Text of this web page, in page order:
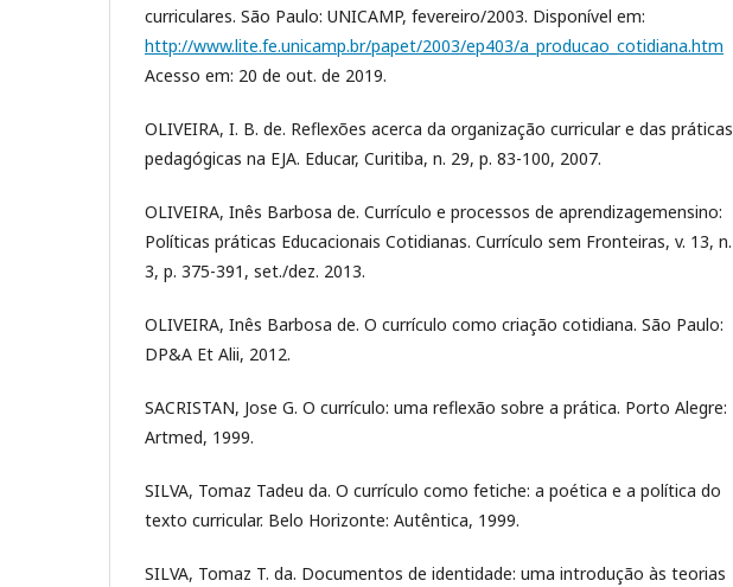
curriculares. São Paulo: UNICAMP, fevereiro/2003. Disponível em:
http://www.lite.fe.unicamp.br/papet/2003/ep403/a_producao_cotidiana.htm
Acesso em: 20 de out. de 2019.
OLIVEIRA, I. B. de. Reflexões acerca da organização curricular e das práticas
pedagógicas na EJA. Educar, Curitiba, n. 29, p. 83-100, 2007.
OLIVEIRA, Inês Barbosa de. Currículo e processos de aprendizagemensino:
Políticas práticas Educacionais Cotidianas. Currículo sem Fronteiras, v. 13, n.
3, p. 375-391, set./dez. 2013.
OLIVEIRA, Inês Barbosa de. O currículo como criação cotidiana. São Paulo:
DP&A Et Alii, 2012.
SACRISTAN, Jose G. O currículo: uma reflexão sobre a prática. Porto Alegre:
Artmed, 1999.
SILVA, Tomaz Tadeu da. O currículo como fetiche: a poética e a política do
texto curricular. Belo Horizonte: Autêntica, 1999.
SILVA, Tomaz T. da. Documentos de identidade: uma introdução às teorias